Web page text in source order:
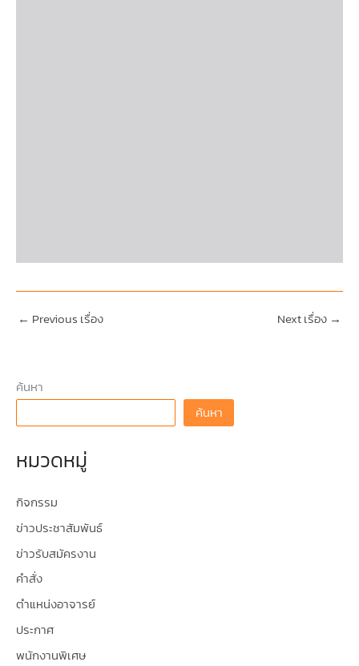
← Previous เรื่อง Next เรื่อง →
ค้นหา
ค้นหา
หมวดหมู่
กิจกรรม
ข่าวประชาสัมพันธ์
ข่าวรับสมัครงาน
คำสั่ง
ตำแหน่งอาจารย์
ประกาศ
พนักงานพิเศษ